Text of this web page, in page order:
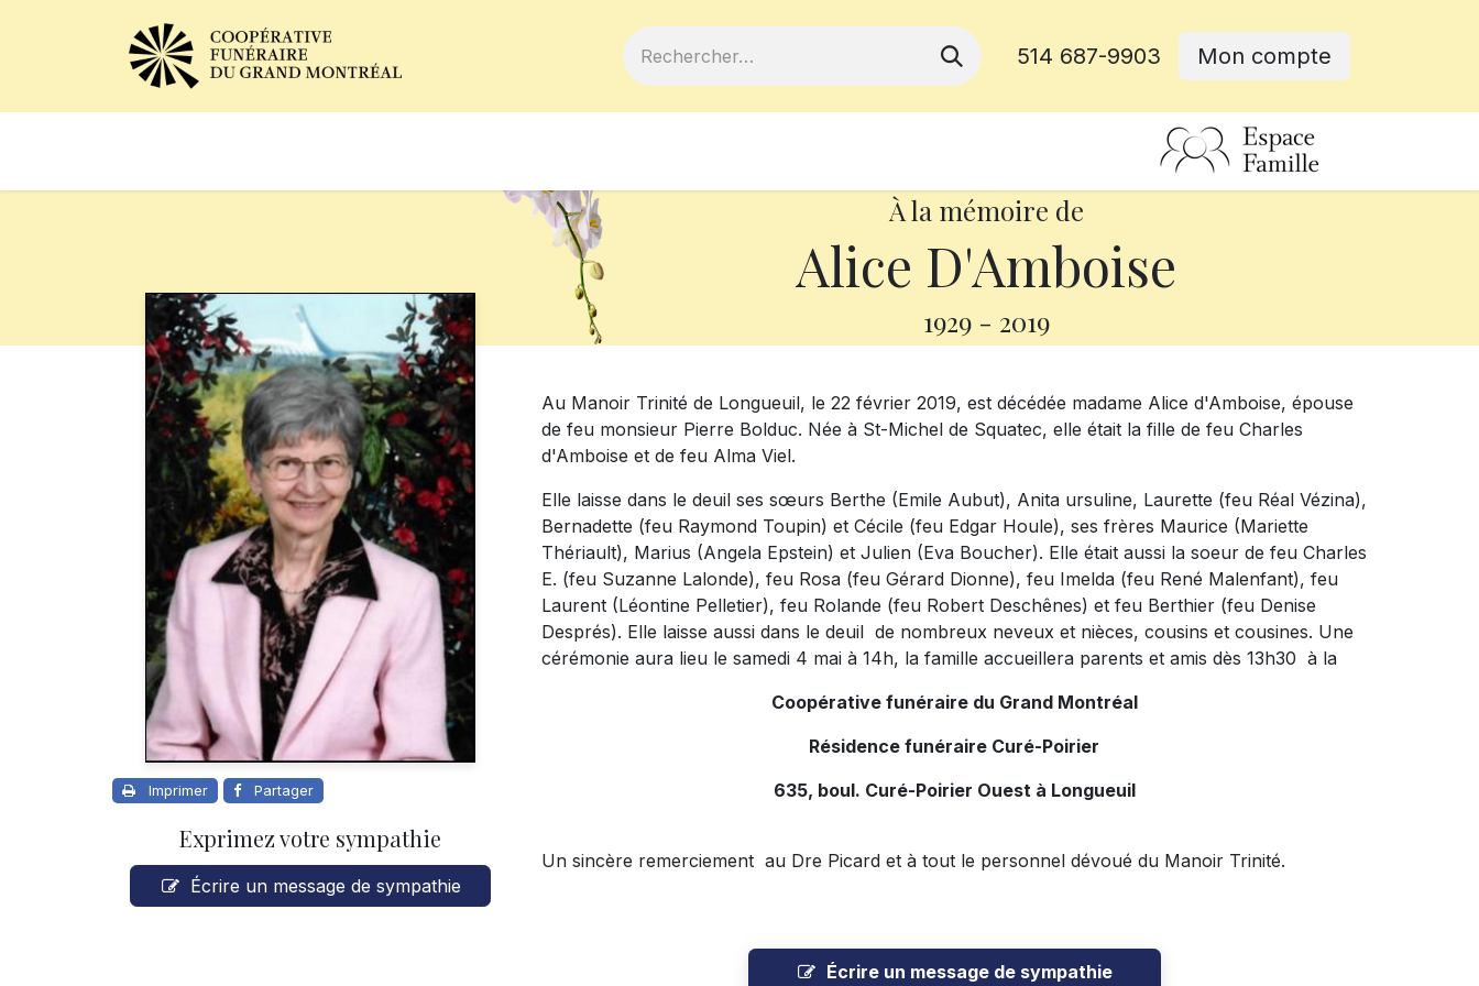
514 687-9903 Mon compte
À la mémoire de
Alice D'Amboise
1929 - 2019
Imprimer Partager
Exprimez votre sympathie
Écrire un message de sympathie
Au Manoir Trinité de Longueuil, le 22 février 2019, est décédée madame Alice d'Amboise, épouse
de feu monsieur Pierre Bolduc. Née à St-Michel de Squatec, elle était la fille de feu Charles
d'Amboise et de feu Alma Viel.
Elle laisse dans le deuil ses sœurs Berthe (Emile Aubut), Anita ursuline, Laurette (feu Réal Vézina),
Bernadette (feu Raymond Toupin) et Cécile (feu Edgar Houle), ses frères Maurice (Mariette
Thériault), Marius (Angela Epstein) et Julien (Eva Boucher). Elle était aussi la soeur de feu Charles
E. (feu Suzanne Lalonde), feu Rosa (feu Gérard Dionne), feu Imelda (feu René Malenfant), feu
Laurent (Léontine Pelletier), feu Rolande (feu Robert Deschênes) et feu Berthier (feu Denise
Després). Elle laisse aussi dans le deuil de nombreux neveux et nièces, cousins et cousines. Une
cérémonie aura lieu le samedi 4 mai à 14h, la famille accueillera parents et amis dès 13h30 à la
Coopérative funéraire du Grand Montréal
Résidence funéraire Curé-Poirier
635, boul. Curé-Poirier Ouest à Longueuil
Un sincère remerciement au Dre Picard et à tout le personnel dévoué du Manoir Trinité.
Écrire un message de sympathie